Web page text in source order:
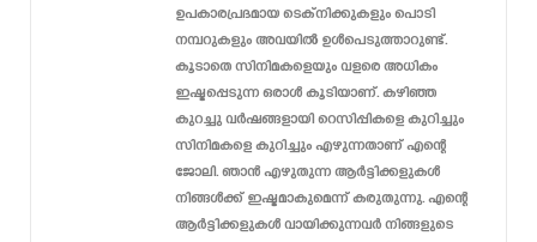
ഉപകാരപ്രദമായ ടെക്‌നിക്കുകളും പൊടി
നമ്പറുകളും അവയിൽ ഉൾപെടുത്താറുണ്ട്.
കൂടാതെ സിനിമകളെയും വളരെ അധികം
ഇഷ്ടപ്പെടുന്ന ഒരാൾ കൂടിയാണ്. കഴിഞ്ഞ
കുറച്ചു വർഷങ്ങളായി റെസിപ്പികളെ കുറിച്ചും
സിനിമകളെ കുറിച്ചും എഴുന്നതാണ് എന്റെ
ജോലി. ഞാൻ എഴുതുന്ന ആർട്ടിക്കളുകൾ
നിങ്ങൾക്ക് ഇഷ്ടമാകുമെന്ന് കരുതുന്നു. എന്റെ
ആർട്ടിക്കളുകൾ വായിക്കുന്നവർ നിങ്ങളുടെ